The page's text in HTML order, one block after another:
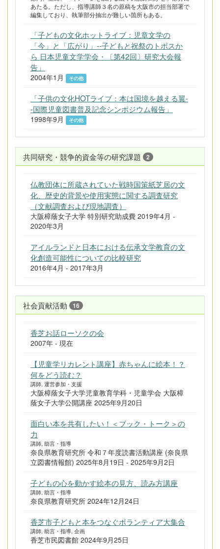
あたる。ただし、指導講師３名の原稿を大阪市の担当部署で
編集しており、執筆部分抽出が難しい箇所もある。
「子どもの文化ホットライブ：児章文学の
「今」と「広がり」--子どもと祝祭のトポスか
ら 日本児童文学学会・〔第42回〕研究大会報
告」
2004年1月 その他
「子供の文化HOTライブ：本は国境を越える翼-
-国際児童図書普及記念シンポジウム報告」
1998年9月 その他
共同研究・競争的資金等の研究課題 2
仏教団体に所蔵されていた戦時国策紙芝居の文
化、歴史的背景や使用実態に関する調査研究
（文献調査および現地調査）
大阪樟蔭女子大学 特別研究助成費 2019年4月 -
2020年3月
アイルランドと日本における伝承文学教育の文
化創造可能性についての比較研究
2016年4月 - 2017年3月
社会貢献活動 16
香芝お話ローソクの会
2007年 - 現在
【児童学リカレント講座】赤ちゃんに絵本！？
何をどう読む？
講師, 運営参加・支援
大阪樟蔭女子大学児童教育学科・児童学会 大阪樟
蔭女子大学公開講座 2025年9月20日
面白い本を共有したい！＜ブック・トーク＞の
力
講師, 助言・指導
奈良県教育研究所 令和７年度読書活動講座 (奈良県
立図書情報館) 2025年8月19日 - 2025年9月2日
子どもの心を動かす絵本の見方、読み方講座
講師, 助言・指導
奈良県教育研究所 2024年12月24日
香芝市子どもと本をつなぐボランティア大集合
講師, 助言・指導, 企画
香芝市民図書館 2024年9月25日